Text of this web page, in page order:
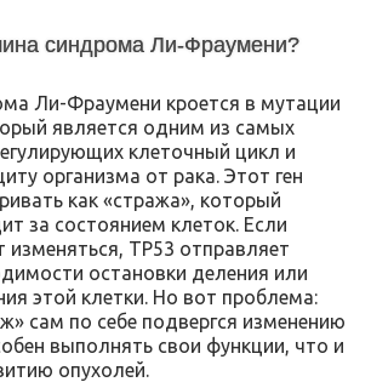
синдрома Ли-Фраумени?
Ли-Фраумени кроется в мутации
является одним из самых
клеточный цикл и
организма от рака. Этот ген
как «стража», который
за состоянием клеток. Если
изменяться, TP53 отправляет
остановки деления или
этой клетки. Но вот проблема:
сам по себе подвергся изменению
выполнять свои функции, что и
опухолей.